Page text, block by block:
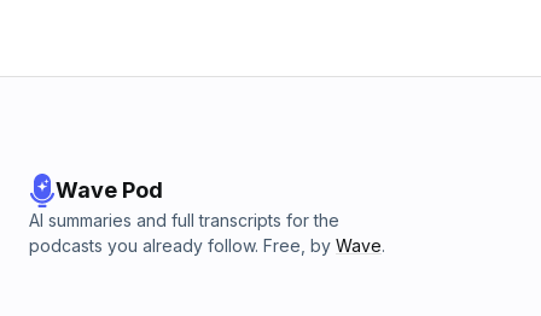
Wave Pod
AI summaries and full transcripts for the
podcasts you already follow. Free, by Wave.